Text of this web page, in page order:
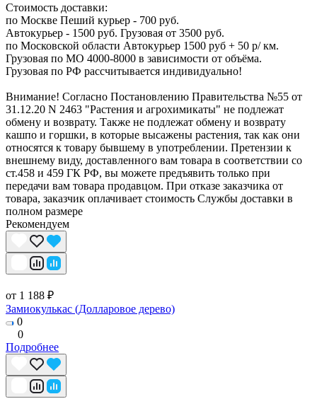
Стоимость доставки:
по Москве Пеший курьер - 700 руб.
Автокурьер - 1500 руб. Грузовая от 3500 руб.
по Московской области Автокурьер 1500 руб + 50 р/ км.
Грузовая по МО 4000-8000 в зависимости от объёма.
Грузовая по РФ рассчитывается индивидуально!
Внимание! Согласно Постановлению Правительства №55 от
31.12.20 N 2463 "Растения и агрохимикаты" не подлежат
обмену и возврату. Также не подлежат обмену и возврату
кашпо и горшки, в которые высажены растения, так как они
относятся к товару бывшему в употреблении. Претензии к
внешнему виду, доставленного вам товара в соответствии со
ст.458 и 459 ГК РФ, вы можете предъявить только при
передачи вам товара продавцом. При отказе заказчика от
товара, заказчик оплачивает стоимость Службы доставки в
полном размере
Рекомендуем
от 1 188 ₽
Замиокулькас (Долларовое дерево)
0
0
Подробнее